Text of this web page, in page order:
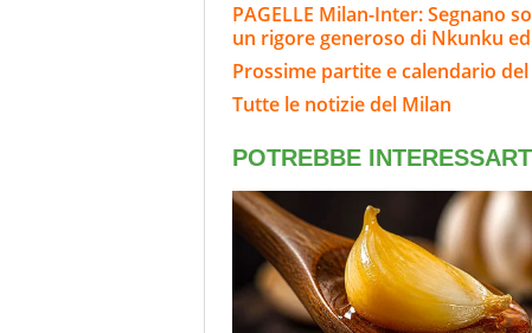
PAGELLE Milan-Inter: Segnano
un rigore generoso di Nkunku
Prossime partite e calendario
Tutte le notizie del Milan